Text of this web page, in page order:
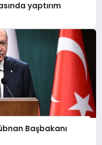
yaptırım
Başbakanı